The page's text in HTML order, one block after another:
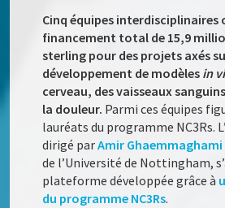
Cinq équipes
financement total de 15,9
sterling pour des projets axés
développement de modèles in
cerveau, des vaisseaux
la douleur. Parmi ces équipes
lauréats du programme NC3Rs.
dirigé parAmir Ghaemmaghami
de l’Université de Nottingham,
plateforme développée grâce à
du programme NC3Rs.